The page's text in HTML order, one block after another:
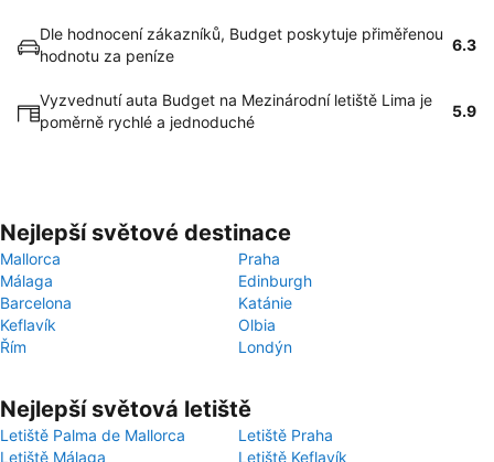
Dle hodnocení zákazníků, Budget poskytuje přiměřenou
hodnotu za peníze
6.3
Vyzvednutí auta Budget na Mezinárodní letiště Lima je
poměrně rychlé a jednoduché
5.9
Nejlepší světové destinace
Mallorca
Praha
Málaga
Edinburgh
Barcelona
Katánie
Keflavík
Olbia
Řím
Londýn
Nejlepší světová letiště
Letiště Palma de Mallorca
Letiště Praha
Letiště Málaga
Letiště Keflavík